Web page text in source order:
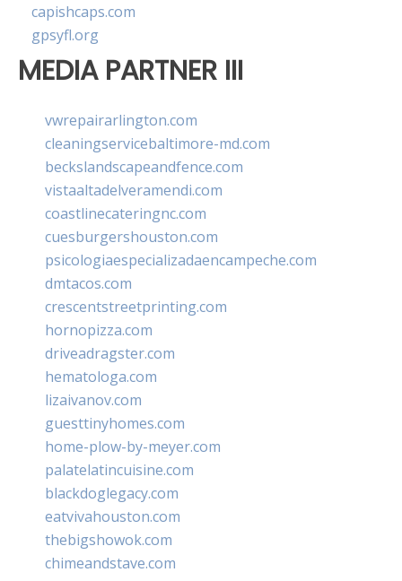
capishcaps.com
gpsyfl.org
MEDIA PARTNER III
vwrepairarlington.com
cleaningservicebaltimore-md.com
beckslandscapeandfence.com
vistaaltadelveramendi.com
coastlinecateringnc.com
cuesburgershouston.com
psicologiaespecializadaencampeche.com
dmtacos.com
crescentstreetprinting.com
hornopizza.com
driveadragster.com
hematologa.com
lizaivanov.com
guesttinyhomes.com
home-plow-by-meyer.com
palatelatincuisine.com
blackdoglegacy.com
eatvivahouston.com
thebigshowok.com
chimeandstave.com